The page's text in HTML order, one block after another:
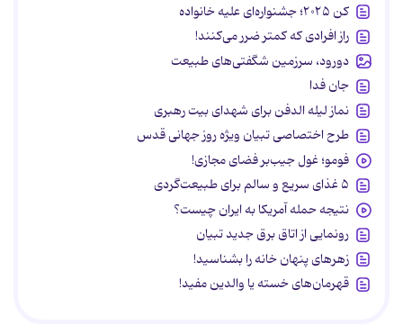
کن ۲۰۲۵؛ جشنواره‌ای علیه خانواده
راز افرادی که کمتر ضرر می‌کنند!
دورود، سرزمین شگفتی‌های طبیعت
جان فدا
نماز لیله الدفن برای شهدای بیت رهبری
طرح اختصاصی تبیان ویژه روز جهانی قدس
فومو؛ غول جیب‌بر فضای مجازی!
۵ غذای سریع و سالم برای طبیعت‌گردی
نتیجه حمله آمریکا به ایران چیست؟
رونمایی از اتاق برق جدید تبیان
زهرهای پنهان خانه را بشناسید!
قهرمان‌های خسته یا والدین مفید!